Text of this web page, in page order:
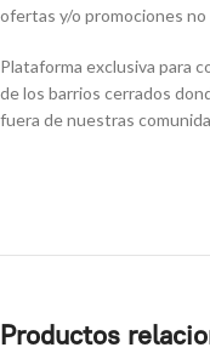
ofertas y/o promociones no
Plataforma exclusiva para
de los barrios cerrados
fuera de nuestras
Productos